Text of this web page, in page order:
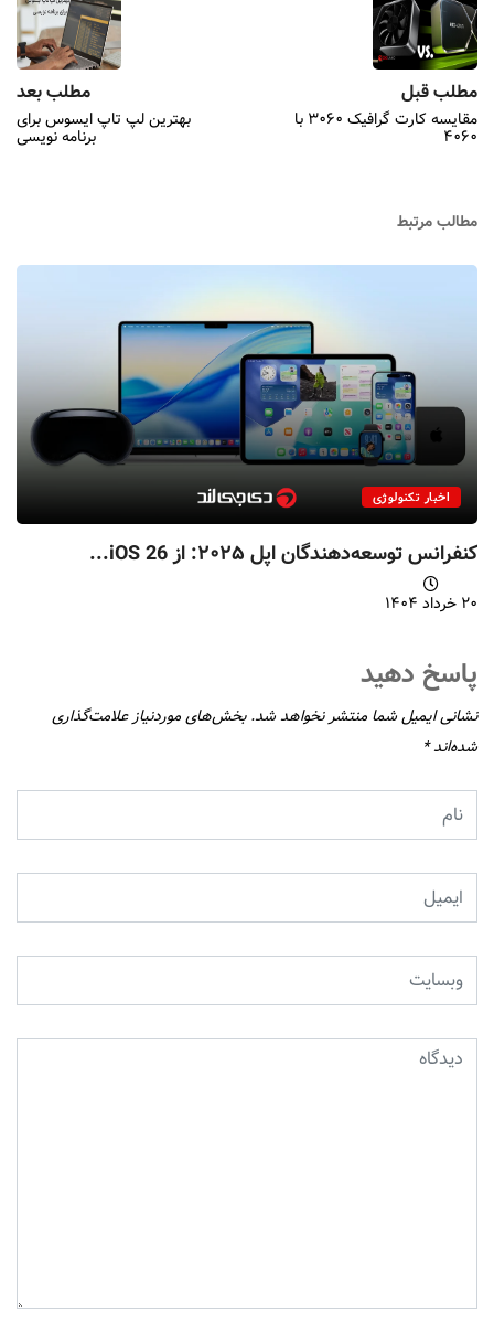
مطلب قبل
مقایسه کارت گرافیک ۳۰۶۰ با
۴۰۶۰
مطلب بعد
بهترین لپ تاپ ایسوس برای
برنامه نویسی
مطالب مرتبط
اخبار تکنولوژی
کنفرانس توسعه‌دهندگان اپل ۲۰۲۵: از iOS 26...
۲۰ خرداد ۱۴۰۴
پاسخ دهید
نشانی ایمیل شما منتشر نخواهد شد. بخش‌های موردنیاز علامت‌گذاری
شده‌اند*